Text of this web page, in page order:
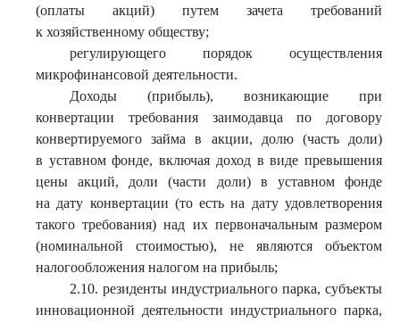
(оплаты акций) путем зачета требований
к хозяйственному обществу;
регулирующего порядок осуществления
микрофинансовой деятельности.
Доходы (прибыль), возникающие при
конвертации требования заимодавца по договору
конвертируемого займа в акции, долю (часть доли)
в уставном фонде, включая доход в виде превышения
цены акций, доли (части доли) в уставном фонде
на дату конвертации (то есть на дату удовлетворения
такого требования) над их первоначальным размером
(номинальной стоимостью), не являются объектом
налогообложения налогом на прибыль;
2.10. резиденты индустриального парка, субъекты
инновационной деятельности индустриального парка,